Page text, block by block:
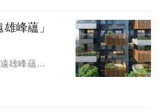
峰蘊」
雄峰蘊」